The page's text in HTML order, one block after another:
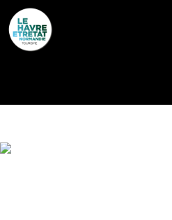
Cookies management panel